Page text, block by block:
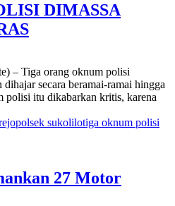
DIMASSA
– Tiga orang oknum polisi
secara beramai-ramai hingga
polisi itu dikabarkan kritis, karena
polsek sukolilotiga oknum polisi
27 Motor